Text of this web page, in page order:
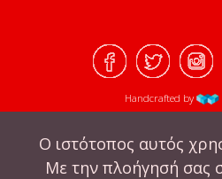
Handcrafted by
Ο ιστότοπος αυτός
Με την πλοήγησή σας